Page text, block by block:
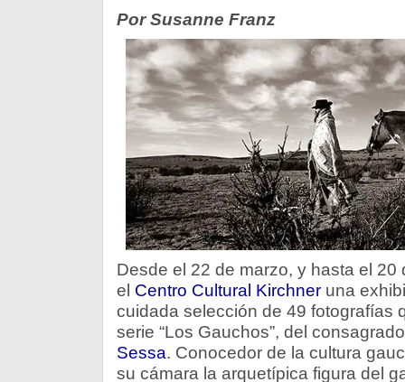
Por Susanne Franz
Desde el 22 de marzo, y hasta el 20
el Centro Cultural Kirchneruna
cuidada selección de 49 fotografías
serie “Los Gauchos”, del
Sessa. Conocedor de la cultura
su cámara la arquetípica figura del